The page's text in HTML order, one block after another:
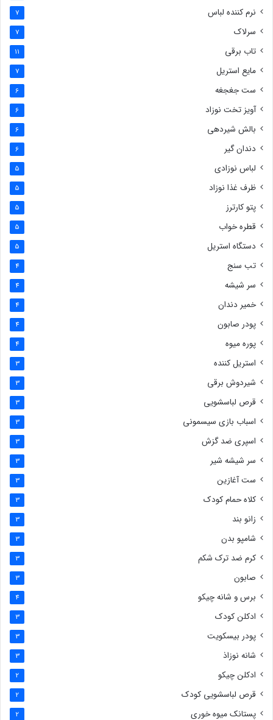
نرم کننده لباس 7
سرلاک 7
تاب برقی 11
مایع استریل 7
ست جغجغه 6
آویز تخت نوزاد 6
بالش شیردهی 6
دندان گیر 6
لباس نوزادی 5
ظرف غذا نوزاد 5
پتو کارترز 5
قطره خواب 5
دستگاه استریل 5
تب سنج 4
سر شیشه 4
خمیر دندان 4
پودر صابون 4
پوره میوه 4
استریل کننده 3
شیردوش برقی 3
قرص لباسشویی 3
اسباب بازی سیسمونی 3
اسپری ضد گزش 3
سر شیشه شیر 3
ست آغازین 3
کلاه حمام کودک 3
زانو بند 3
شامپو بدن 3
کرم ضد ترک شکم 3
صابون 3
برس و شانه چیکو 4
ادکلن کودک 3
پودر بیسکویت 3
شانه نوزاذ 3
ادکلن چیکو 2
قرص لباسشویی کودک 2
پستانک میوه خوری 2